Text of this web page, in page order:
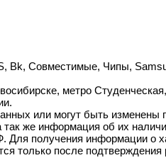
Bk, Совместимые, Чипы,
метро
или могут быть изменены
же информация об их
получения информации о
только после подтверждения